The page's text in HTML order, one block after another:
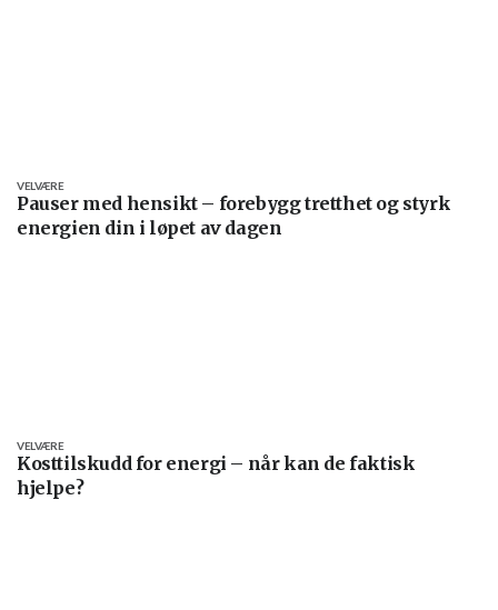
Pauser med hensikt – forebygg tretthet og styrk
energien din i løpet av dagen
VELVÆRE
Kosttilskudd for energi – når kan de faktisk
hjelpe?
VELVÆRE